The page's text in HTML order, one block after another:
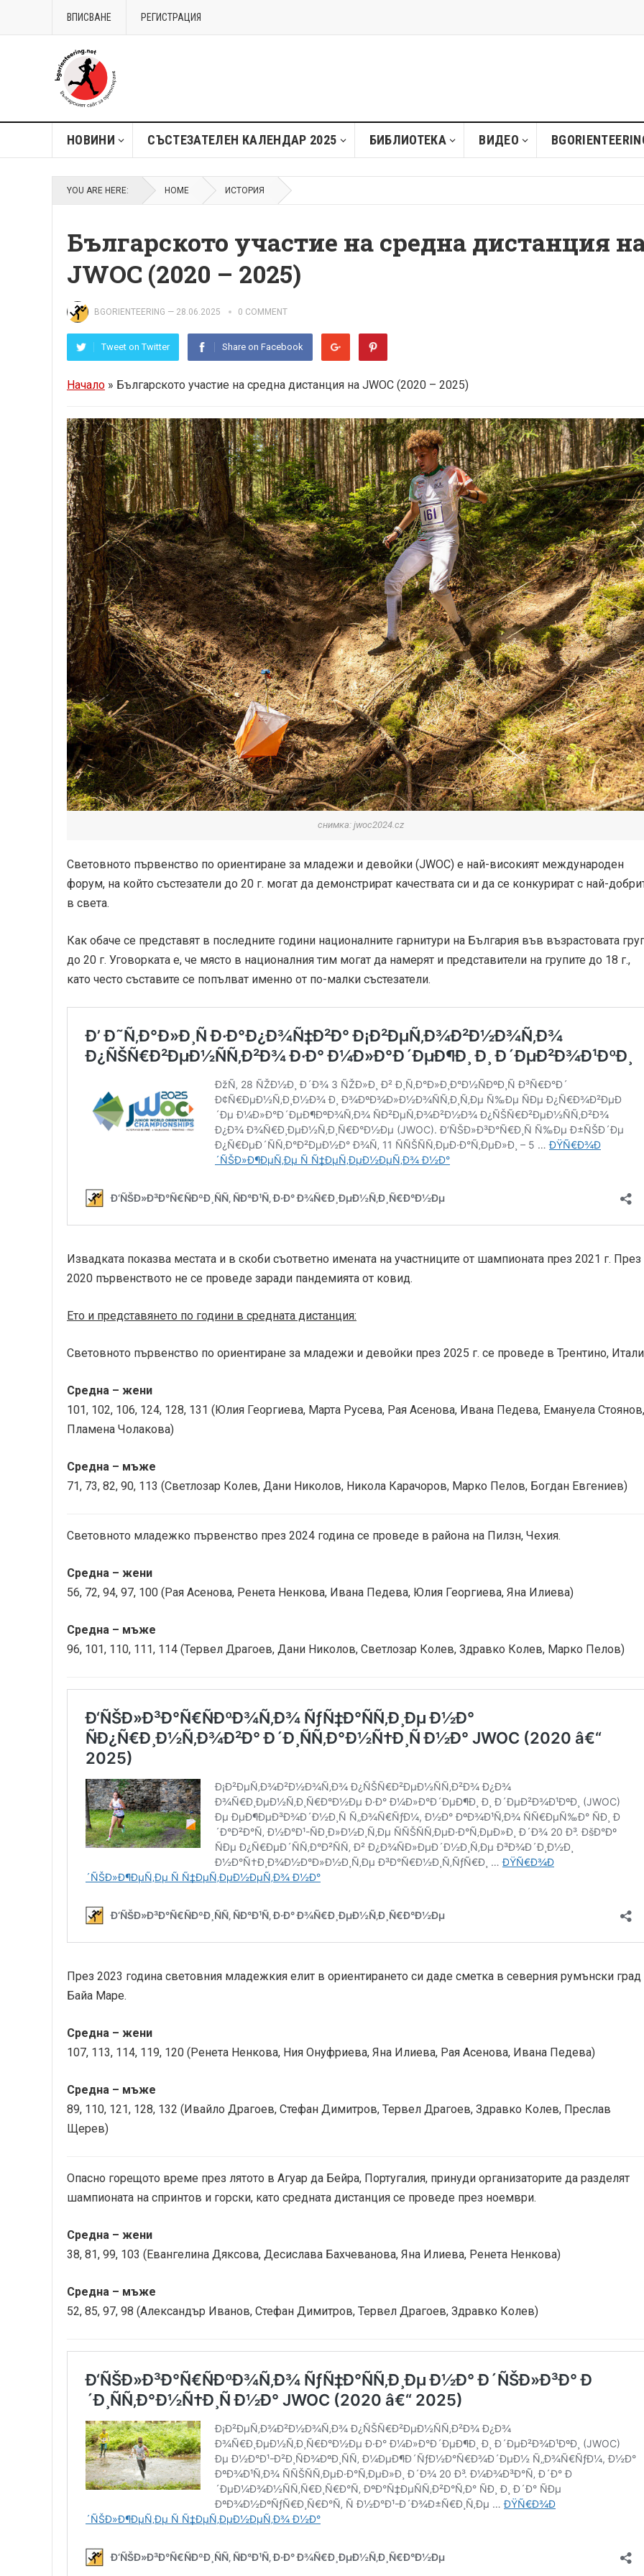
ВПИСВАНЕ РЕГИСТРАЦИЯ
НОВИНИ СЪСТЕЗАТЕЛЕН КАЛЕНДАР 2025 БИБЛИОТЕКА ВИДЕО
YOU ARE HERE: HOME ИСТОРИЯ
Българското участие на средна дистанция
JWOC (2020 – 2025)
BGORIENTEERING — 28.06.2025 0 COMMENT
Tweet on Twitter Share on Facebook
Начало » Българското участие на средна дистанция на JWOC (2020 – 2025)
снимка: jwoc2024.cz
Световното първенство по ориентиране за младежи и девойки (JWOC) е най-високият международен
форум, на който състезатели до 20 г. могат да демонстрират качествата си и да се конкурират с най-
в света.
Как обаче се представят в последните години националните гарнитури на България във възрастовата
до 20 г. Уговорката е, че място в националния тим могат да намерят и представители на групите до 18 г.,
като често съставите се попълват именно от по-малки състезатели.
Извадката показва местата и в скоби съответно имената на участниците от шампионата през 2021 г. През
2020 първенството не се проведе заради пандемията от ковид.
Ето и представянето по години в средната дистанция:
Световното първенство по ориентиране за младежи и девойки през 2025 г. се проведе в Трентино,
Средна – жени
101, 102, 106, 124, 128, 131 (Юлия Георгиева, Марта Русева, Рая Асенова, Ивана Педева, Емануела Стоянов,
Пламена Чолакова)
Средна – мъже
71, 73, 82, 90, 113 (Светлозар Колев, Дани Николов, Никола Карачоров, Марко Пелов, Богдан Евгениев)
Световното младежко първенство през 2024 година се проведе в района на Пилзн, Чехия.
Средна – жени
56, 72, 94, 97, 100 (Рая Асенова, Ренета Ненкова, Ивана Педева, Юлия Георгиева, Яна Илиева)
Средна – мъже
96, 101, 110, 111, 114 (Тервел Драгоев, Дани Николов, Светлозар Колев, Здравко Колев, Марко Пелов)
През 2023 година световния младежкия елит в ориентирането си даде сметка в северния румънски град
Байа Маре.
Средна – жени
107, 113, 114, 119, 120 (Ренета Ненкова, Ния Онуфриева, Яна Илиева, Рая Асенова, Ивана Педева)
Средна – мъже
89, 110, 121, 128, 132 (Ивайло Драгоев, Стефан Димитров, Тервел Драгоев, Здравко Колев, Преслав
Щерев)
Опасно горещото време през лятото в Агуар да Бейра, Португалия, принуди организаторите да разделят
шампионата на спринтов и горски, като средната дистанция се проведе през ноември.
Средна – жени
38, 81, 99, 103 (Евангелина Дяксова, Десислава Бахчеванова, Яна Илиева, Ренета Ненкова)
Средна – мъже
52, 85, 97, 98 (Александър Иванов, Стефан Димитров, Тервел Драгоев, Здравко Колев)